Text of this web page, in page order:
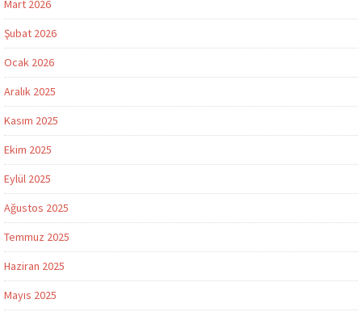
Mart 2026
Şubat 2026
Ocak 2026
Aralık 2025
Kasım 2025
Ekim 2025
Eylül 2025
Ağustos 2025
Temmuz 2025
Haziran 2025
Mayıs 2025